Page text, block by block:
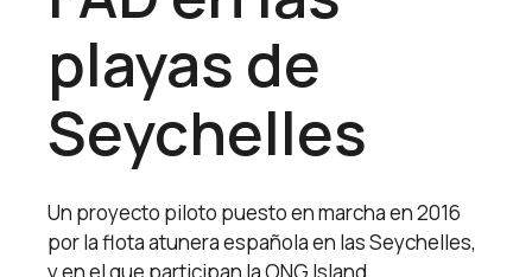
playas de
Seychelles
Un proyecto piloto puesto en marcha en 2016
por la flota atunera española en las Seychelles,
y en el que participan la ONG Island